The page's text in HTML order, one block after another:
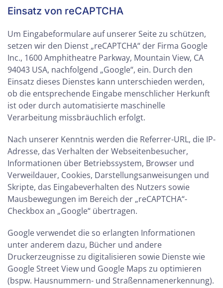
Einsatz von reCAPTCHA
Um Eingabeformulare auf unserer Seite zu schützen,
setzen wir den Dienst „reCAPTCHA“ der Firma Google
Inc., 1600 Amphitheatre Parkway, Mountain View, CA
94043 USA, nachfolgend „Google“, ein. Durch den
Einsatz dieses Dienstes kann unterschieden werden,
ob die entsprechende Eingabe menschlicher Herkunft
ist oder durch automatisierte maschinelle
Verarbeitung missbräuchlich erfolgt.
Nach unserer Kenntnis werden die Referrer-URL, die IP-
Adresse, das Verhalten der Webseitenbesucher,
Informationen über Betriebssystem, Browser und
Verweildauer, Cookies, Darstellungsanweisungen und
Skripte, das Eingabeverhalten des Nutzers sowie
Mausbewegungen im Bereich der „reCAPTCHA“-
Checkbox an „Google“ übertragen.
Google verwendet die so erlangten Informationen
unter anderem dazu, Bücher und andere
Druckerzeugnisse zu digitalisieren sowie Dienste wie
Google Street View und Google Maps zu optimieren
(bspw. Hausnummern- und Straßennamenerkennung).